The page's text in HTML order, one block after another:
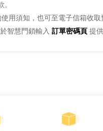
使用須知，也可至電子信箱收取
智慧門鎖輸入 訂單密碼頁 提